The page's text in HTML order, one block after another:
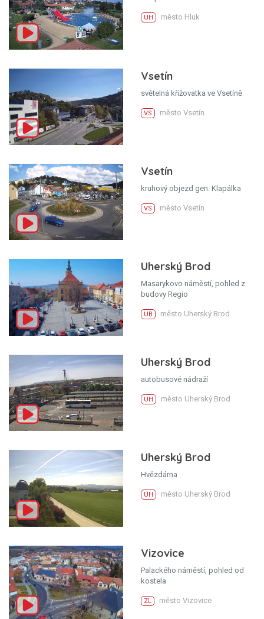
UH město Hluk
Vsetín
světelná křižovatka ve Vsetíně
VS město Vsetín
Vsetín
kruhový objezd gen. Klapálka
VS město Vsetín
Uherský Brod
Masarykovo náměstí, pohled z
budovy Regio
UB město Uherský Brod
Uherský Brod
autobusové nádraží
UH město Uherský Brod
Uherský Brod
Hvězdárna
UH město Uherský Brod
Vizovice
Palackého náměstí, pohled od
kostela
ZL město Vizovice